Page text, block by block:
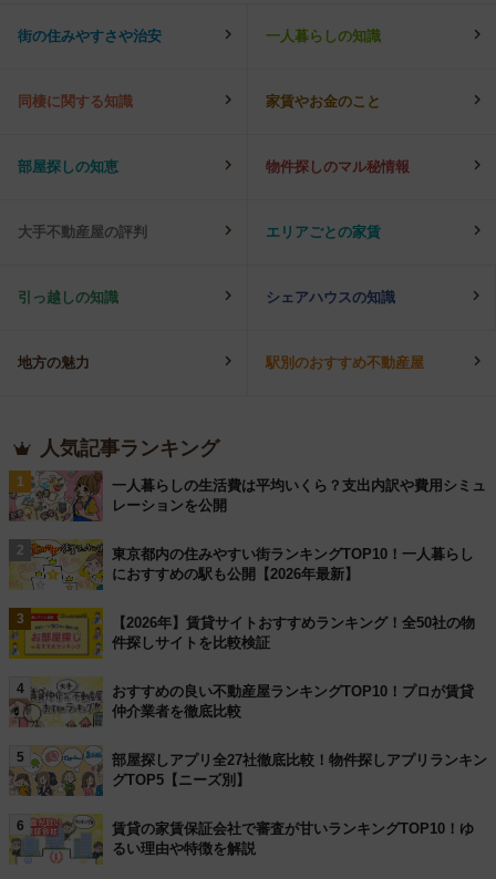
街の住みやすさや治安 一人暮らしの知識
同棲に関する知識 家賃やお金のこと
部屋探しの知恵 物件探しのマル秘情報
大手不動産屋の評判 エリアごとの家賃
引っ越しの知識 シェアハウスの知識
地方の魅力 駅別のおすすめ不動産屋
人気記事ランキング
1
一人暮らしの生活費は平均いくら？支出内訳や費用シミュ
レーションを公開
2
東京都内の住みやすい街ランキングTOP10！一人暮らし
におすすめの駅も公開【2026年最新】
3
【2026年】賃貸サイトおすすめランキング！全50社の物
件探しサイトを比較検証
4
おすすめの良い不動産屋ランキングTOP10！プロが賃貸
仲介業者を徹底比較
5
部屋探しアプリ全27社徹底比較！物件探しアプリランキン
グTOP5【ニーズ別】
6
賃貸の家賃保証会社で審査が甘いランキングTOP10！ゆ
るい理由や特徴を解説